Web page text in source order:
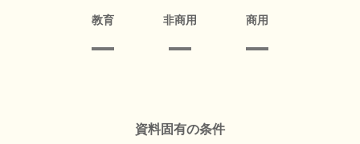
教育 非商用 商用
資料固有の条件